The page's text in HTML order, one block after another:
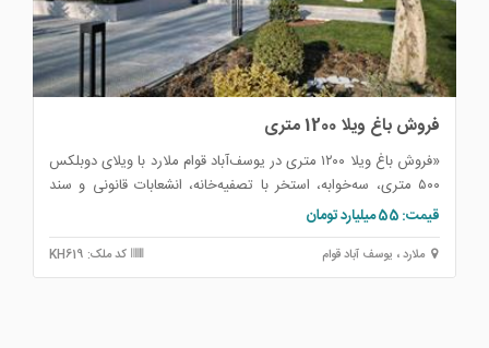
فروش باغ ویلا 1200 متری
«فروش باغ ویلا ۱۲۰۰ متری در یوسف‌آباد قوام ملارد با ویلای دوبلکس
۵۰۰ متری، سه‌خوابه، استخر با تصفیه‌خانه، انشعابات قانونی و سند
تک‌برگ عرصه و اعیان – در سایت آبادملک»
قیمت: 55 میلیارد تومان
ملارد ، یوسف آباد قوام کد ملک: KH619